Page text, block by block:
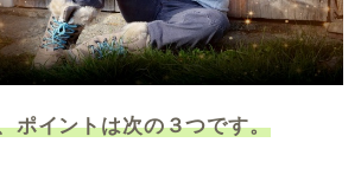
ポイントは次の３つです。